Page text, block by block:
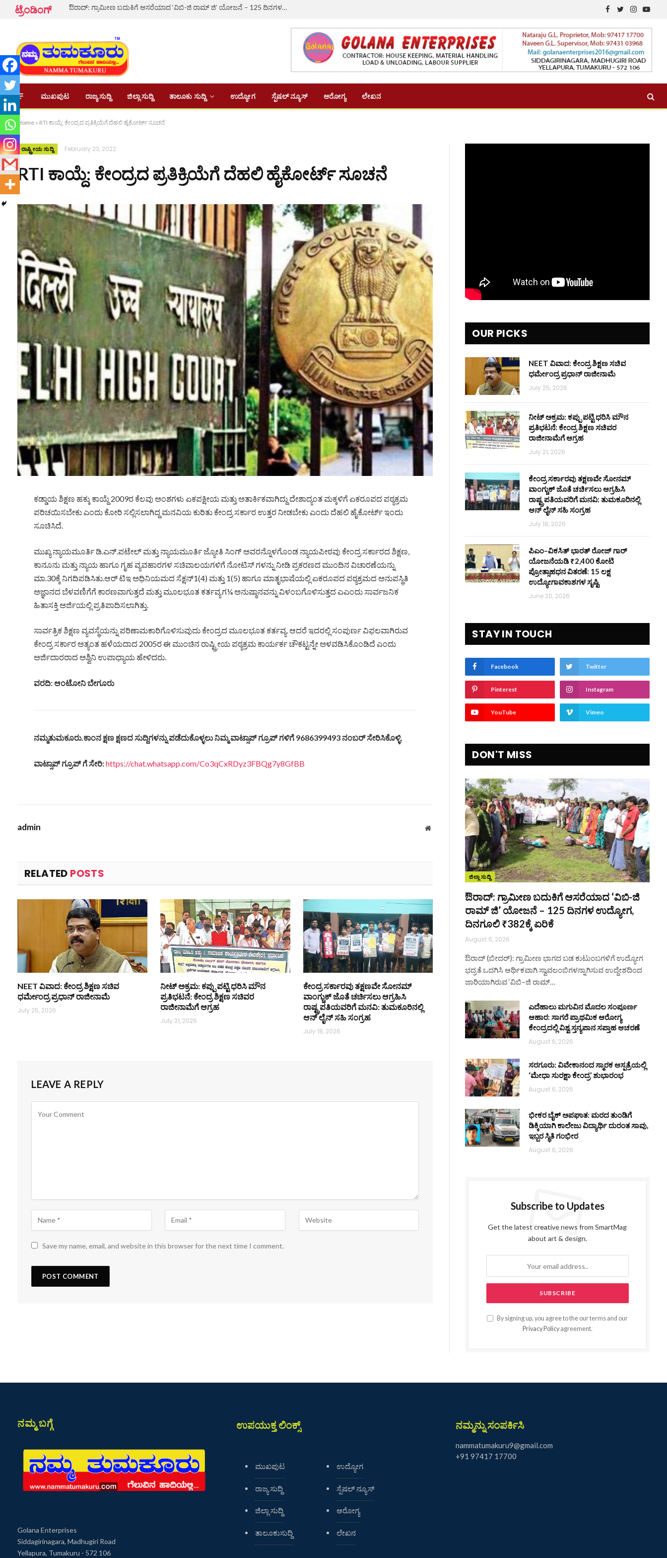
ಟ್ರೆಂಡಿಂಗ್ ಔರಾದ್: ಗ್ರಾಮೀಣ ಬದುಕಿಗೆ ಆಸರೆಯಾದ ‘ವಿಬಿ-ಜಿ ರಾಮ್ ಜಿ’ ಯೋಜನೆ – 125 ದಿನಗಳ ಉದ್ಯೋಗ, ದಿನಗೂಲಿ ₹382ಕ್ಕೆ ಏರಿಕೆ
Facebook
TwitterInstagram
ಮುಖಪುಟ ರಾಜ್ಯ ಸುದ್ದಿ ಜಿಲ್ಲಾ ಸುದ್ದಿ ತಾಲೂಕು ಸುದ್ದಿ ಉದ್ಯೋಗ ಸ್ಪೆಷಲ್ ನ್ಯೂಸ್ ಆರೋಗ್ಯ ಲೇಖನ
Home » RTI ಕಾಯ್ದೆ: ಕೇಂದ್ರದ ಪ್ರತಿಕ್ರಿಯೆಗೆ ದೆಹಲಿ ಹೈಕೋರ್ಟ್ ಸೂಚನೆ
ರಾಷ್ಟ್ರೀಯ ಸುದ್ದಿ February 23, 2022
RTI ಕಾಯ್ದೆ: ಕೇಂದ್ರದ ಪ್ರತಿಕ್ರಿಯೆಗೆ ದೆಹಲಿ ಹೈಕೋರ್ಟ್ ಸೂಚನೆ
ಕಡ್ಡಾಯ ಶಿಕ್ಷಣ ಹಕ್ಕು ಕಾಯ್ದೆ 2009ರ ಕೆಲವು ಅಂಶಗಳು ಏಕಪಕ್ಷೀಯ ಮತ್ತು ಅತಾರ್ಕಿಕವಾಗಿದ್ದು ದೇಶಾದ್ಯಂತ ಮಕ್ಕಳಿಗೆ ಏಕರೂಪದ ಪಠ್ಯಕ್ರಮ
ಪರಿಚಯಿಸಬೇಕು ಎಂದು ಕೋರಿ ಸಲ್ಲಿಸಲಾಗಿದ್ದ ಮನವಿಯ ಕುರಿತು ಕೇಂದ್ರ ಸರ್ಕಾರ ಉತ್ತರ ನೀಡಬೇಕು ಎಂದು ದೆಹಲಿ ಹೈಕೋರ್ಟ್ ಇಂದು
ಸೂಚಿಸಿದೆ.
ಮುಖ್ಯ ನ್ಯಾಯಮೂರ್ತಿ ಡಿ.ಎನ್.ಪಟೇಲ್ ಮತ್ತು ನ್ಯಾಯಮೂರ್ತಿ ಜ್ಯೋತಿ ಸಿಂಗ್ ಅವರನ್ನೊಳಗೊಂಡ ನ್ಯಾಯಪೀಠವು ಕೇಂದ್ರ ಸರ್ಕಾರದ ಶಿಕ್ಷಣ,
ಕಾನೂನು ಮತ್ತು ನ್ಯಾಯ ಹಾಗೂ ಗೃಹ ವ್ಯವಹಾರಗಳ ಸಚಿವಾಲಯಗಳಿಗೆ ನೋಟಿಸ್‍ ಗಳನ್ನು ನೀಡಿ ಪ್ರಕರಣದ ಮುಂದಿನ ವಿಚಾರಣೆಯನ್ನು
ಮಾ.30ಕ್ಕೆ ನಿಗದಿಪಡಿಸಿತು.ಆರ್‌ ಟಿಇ ಅಧಿನಿಯಮದ ಸೆಕ್ಷನ್1(4) ಮತ್ತು 1(5) ಹಾಗೂ ಮಾತೃಭಾಷೆಯಲ್ಲಿ ಏಕರೂಪದ ಪಠ್ಯಕ್ರಮದ ಅನುಪಸ್ಥಿತಿ
ಅಜ್ಞಾನದ ಬೆಳವಣಿಗೆಗೆ ಕಾರಣವಾಗುತ್ತದೆ ಮತ್ತು ಮೂಲಭೂತ ಕರ್ತವ್ಯಗ¼ ಅನುಷ್ಠಾನವನ್ನು ವಿಳಂಬಗೊಳಿಸುತ್ತದ ಎಎಂದು ಸಾರ್ವಜನಿಕ
ಹಿತಾಸಕ್ತಿ ಅರ್ಜಿಯಲ್ಲಿ ಪ್ರತಿಪಾದಿಸಲಾಗಿತ್ತು.
ಸಾರ್ವತ್ರಿಕ ಶಿಕ್ಷಣ ವ್ಯವಸ್ಥೆಯನ್ನು ಪರಿಣಾಮಕಾರಿಗೊಳಿಸುವುದು ಕೇಂದ್ರದ ಮೂಲಭೂತ ಕರ್ತವ್ಯ. ಆದರೆ ಇದರಲ್ಲಿ ಸಂಪುರ್ಣ ವಿಫಲವಾಗಿರುವ
ಕೇಂದ್ರ ಸರ್ಕಾರ ಅತ್ಯಂತ ಹಳೆಯದಾದ 2005ರ ಈ ಮುಂಚಿನ ರಾಷ್ಟ್ರೀಯ ಪಠ್ಯಕ್ರಮ ಕಾರ್ಯರ್ಕ ಚೌಕಟ್ಟನ್ನೇ ಅಳವಡಿಸಿಕೊಂಡಿದೆ ಎಂದು
ಅರ್ಜಿದಾರರಾದ ಅಶ್ವಿನಿ ಉಪಾಧ್ಯಾಯ ಹೇಳಿದರು.
ವರದಿ: ಆಂಟೋನಿ ಬೇಗೂರು
ನಮ್ಮತುಮಕೂರು.ಕಾಂನ ಕ್ಷಣ ಕ್ಷಣದ ಸುದ್ದಿಗಳನ್ನು ಪಡೆದುಕೊಳ್ಳಲು ನಿಮ್ಮ ವಾಟ್ಸಾಪ್ ಗ್ರೂಪ್ ಗಳಿಗೆ 9686399493 ನಂಬರ್ ಸೇರಿಸಿಕೊಳ್ಳಿ.
ವಾಟ್ಸಾಪ್ ಗ್ರೂಪ್ ಗೆ ಸೇರಿ:https://chat.whatsapp.com/Co3qCxRDyz3FBQg7y8GfBB
admin Website
RELATED POSTS
NEET ವಿವಾದ: ಕೇಂದ್ರ ಶಿಕ್ಷಣ ಸಚಿವ
ಧರ್ಮೇಂದ್ರ ಪ್ರಧಾನ್ ರಾಜೀನಾಮೆ
July 25, 2026
ನೀಟ್ ಅಕ್ರಮ: ಕಪ್ಪು ಪಟ್ಟಿ ಧರಿಸಿ ಮೌನ
ಪ್ರತಿಭಟನೆ: ಕೇಂದ್ರ ಶಿಕ್ಷಣ ಸಚಿವರ
ರಾಜೀನಾಮೆಗೆ ಆಗ್ರಹ
July 21, 2026
ಕೇಂದ್ರ ಸರ್ಕಾರವು ತಕ್ಷಣವೇ ಸೋನಮ್
ವಾಂಗ್ಚುಕ್ ಜೊತೆ ಚರ್ಚಿಸಲು ಆಗ್ರಹಿಸಿ
ರಾಷ್ಟ್ರಪತಿಯವರಿಗೆ ಮನವಿ: ತುಮಕೂರಿನಲ್ಲಿ
ಆನ್‌ ಲೈನ್ ಸಹಿ ಸಂಗ್ರಹ
July 18, 2026
LEAVE A REPLY
Save my name, email, and website in this browser for the next time I comment.
OUR PICKS
NEET ವಿವಾದ: ಕೇಂದ್ರ ಶಿಕ್ಷಣ ಸಚಿವ
ಧರ್ಮೇಂದ್ರ ಪ್ರಧಾನ್ ರಾಜೀನಾಮೆ
July 25, 2026
ನೀಟ್ ಅಕ್ರಮ: ಕಪ್ಪು ಪಟ್ಟಿ ಧರಿಸಿ ಮೌನ
ಪ್ರತಿಭಟನೆ: ಕೇಂದ್ರ ಶಿಕ್ಷಣ ಸಚಿವರ
ರಾಜೀನಾಮೆಗೆ ಆಗ್ರಹ
July 21, 2026
ಕೇಂದ್ರ ಸರ್ಕಾರವು ತಕ್ಷಣವೇ ಸೋನಮ್
ವಾಂಗ್ಚುಕ್ ಜೊತೆ ಚರ್ಚಿಸಲು ಆಗ್ರಹಿಸಿ
ರಾಷ್ಟ್ರಪತಿಯವರಿಗೆ ಮನವಿ: ತುಮಕೂರಿನಲ್ಲಿ
ಆನ್‌ ಲೈನ್ ಸಹಿ ಸಂಗ್ರಹ
July 18, 2026
ಪಿಎಂ–ವಿಕಸಿತ್ ಭಾರತ್ ರೋಜ್‌ ಗಾರ್
ಯೋಜನೆಯಡಿ ₹2,400 ಕೋಟಿ
ಪ್ರೋತ್ಸಾಹಧನ ವಿತರಣೆ: 15 ಲಕ್ಷ
ಉದ್ಯೋಗಾವಕಾಶಗಳ ಸೃಷ್ಟಿ
June 20, 2026
STAY IN TOUCH
Facebook Twitter
Pinterest Instagram
YouTube Vimeo
DON'T MISS
ಜಿಲ್ಲಾ ಸುದ್ದಿ
ಔರಾದ್: ಗ್ರಾಮೀಣ ಬದುಕಿಗೆ ಆಸರೆಯಾದ ‘ವಿಬಿ-ಜಿ
ರಾಮ್ ಜಿ’ ಯೋಜನೆ – 125 ದಿನಗಳ ಉದ್ಯೋಗ,
ದಿನಗೂಲಿ ₹382ಕ್ಕೆ ಏರಿಕೆ
August 6, 2026
ಔರಾದ್ (ಬೀದರ್): ಗ್ರಾಮೀಣ ಭಾಗದ ಬಡ ಕುಟುಂಬಗಳಿಗೆ ಉದ್ಯೋಗ
ಭದ್ರತೆ ಒದಗಿಸಿ ಆರ್ಥಿಕವಾಗಿ ಸ್ವಾವಲಂಬಿಗಳನ್ನಾಗಿಸುವ ಉದ್ದೇಶದಿಂದ
ಜಾರಿಯಾಗಿರುವ ‘ವಿಬಿ–ಜಿ ರಾಮ್…
ಎದೆಹಾಲು ಮಗುವಿನ ಮೊದಲ ಸಂಪೂರ್ಣ
ಆಹಾರ: ಸಾಗರೆ ಪ್ರಾಥಮಿಕ ಆರೋಗ್ಯ
ಕೇಂದ್ರದಲ್ಲಿ ವಿಶ್ವ ಸ್ತನ್ಯಪಾನ ಸಪ್ತಾಹ ಆಚರಣೆ
August 6, 2026
ಸರಗೂರು: ವಿವೇಕಾನಂದ ಸ್ಮಾರಕ ಆಸ್ಪತ್ರೆಯಲ್ಲಿ
‘ಮೇಧಾ ಸುರಕ್ಷಾ ಕೇಂದ್ರ’ ಶುಭಾರಂಭ
August 6, 2026
ಭೀಕರ ಬೈಕ್ ಅಪಘಾತ: ಮರದ ತುಂಡಿಗೆ
ಡಿಕ್ಕಿಯಾಗಿ ಕಾಲೇಜು ವಿದ್ಯಾರ್ಥಿ ದುರಂತ ಸಾವು,
ಇಬ್ಬರ ಸ್ಥಿತಿ ಗಂಭೀರ
August 6, 2026
Subscribe to Updates
Get the latest creative news from SmartMag
about art & design.
By signing up, you agree to the our terms and our
Privacy Policyagreement.
ನಮ್ಮ ಬಗ್ಗೆ
Golana Enterprises
Siddagirinagara, Madhugiri Road
Yellapura, Tumakuru - 572 106
ಉಪಯುಕ್ತ ಲಿಂಕ್ಸ್
ಮುಖಪುಟ
ರಾಜ್ಯ ಸುದ್ದಿ
ಜಿಲ್ಲಾ ಸುದ್ದಿ
ತಾಲೂಕುಸುದ್ದಿ
ಉದ್ಯೋಗ
ಸ್ಪೆಷಲ್ ನ್ಯೂಸ್
ಆರೋಗ್ಯ
ಲೇಖನ
ನಮ್ಮನ್ನು ಸಂಪರ್ಕಿಸಿ
nammatumakuru9@gmail.com
+91 97417 17700